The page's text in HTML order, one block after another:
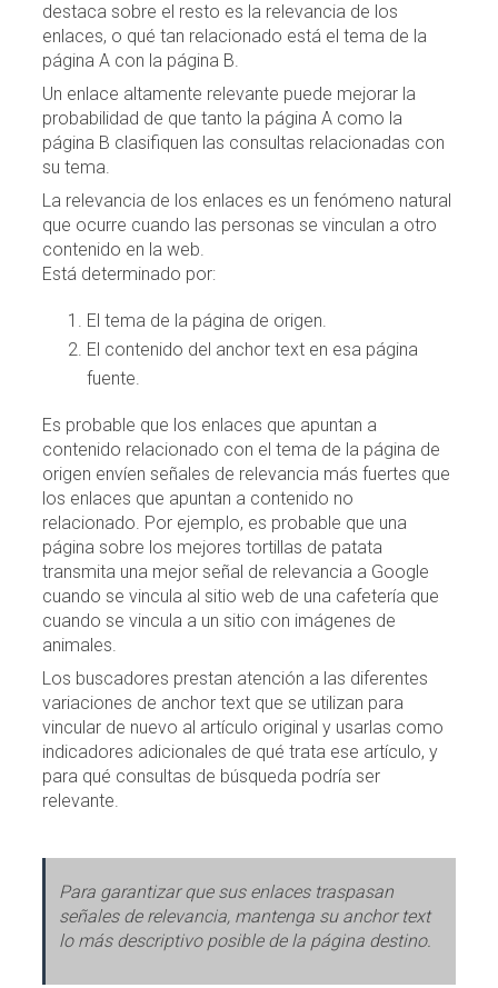
destaca sobre el resto es la relevancia de los
enlaces, o qué tan relacionado está el tema de la
página A con la página B.
Un enlace altamente relevante puede mejorar la
probabilidad de que tanto la página A como la
página B clasifiquen las consultas relacionadas con
su tema.
La relevancia de los enlaces es un fenómeno natural
que ocurre cuando las personas se vinculan a otro
contenido en la web.
Está determinado por:
El tema de la página de origen.
El contenido del anchor text en esa página
fuente.
Es probable que los enlaces que apuntan a
contenido relacionado con el tema de la página de
origen envíen señales de relevancia más fuertes que
los enlaces que apuntan a contenido no
relacionado. Por ejemplo, es probable que una
página sobre los mejores tortillas de patata
transmita una mejor señal de relevancia a Google
cuando se vincula al sitio web de una cafetería que
cuando se vincula a un sitio con imágenes de
animales.
Los buscadores prestan atención a las diferentes
variaciones de anchor text que se utilizan para
vincular de nuevo al artículo original y usarlas como
indicadores adicionales de qué trata ese artículo, y
para qué consultas de búsqueda podría ser
relevante.
Para garantizar que sus enlaces traspasan
señales de relevancia, mantenga su anchor text
lo más descriptivo posible de la página destino.